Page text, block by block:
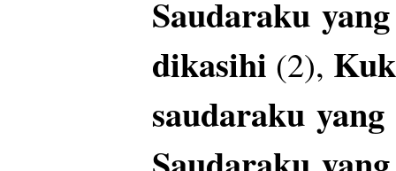
Saudaraku yang
dikasihi (2),
saudaraku yang